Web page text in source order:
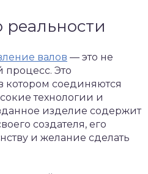
валов — это не
Это
котором соединяются
технологии и
изделие содержит
создателя, его
и желание сделать